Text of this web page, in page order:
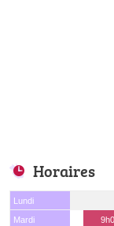
Horaires
Lundi
Mardi